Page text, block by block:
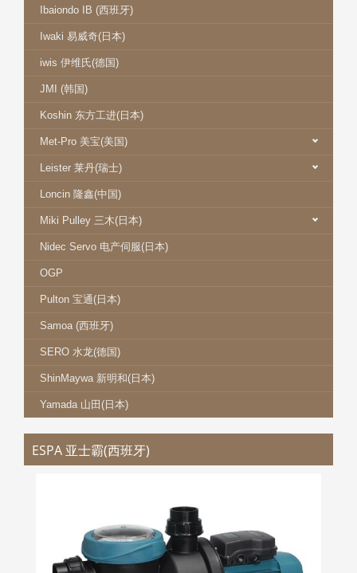
Ibaiondo IB (西班牙)
Iwaki 易威奇(日本)
iwis 伊维氏(德国)
JMI (韩国)
Koshin 东方工进(日本)
Met-Pro 美宝(美国)
Leister 莱丹(瑞士)
Loncin 隆鑫(中国)
Miki Pulley 三木(日本)
Nidec Servo 电产伺服(日本)
OGP
Pulton 宝通(日本)
Samoa (西班牙)
SERO 水龙(德国)
ShinMaywa 新明和(日本)
Yamada 山田(日本)
ESPA 亚士霸(西班牙)
更多